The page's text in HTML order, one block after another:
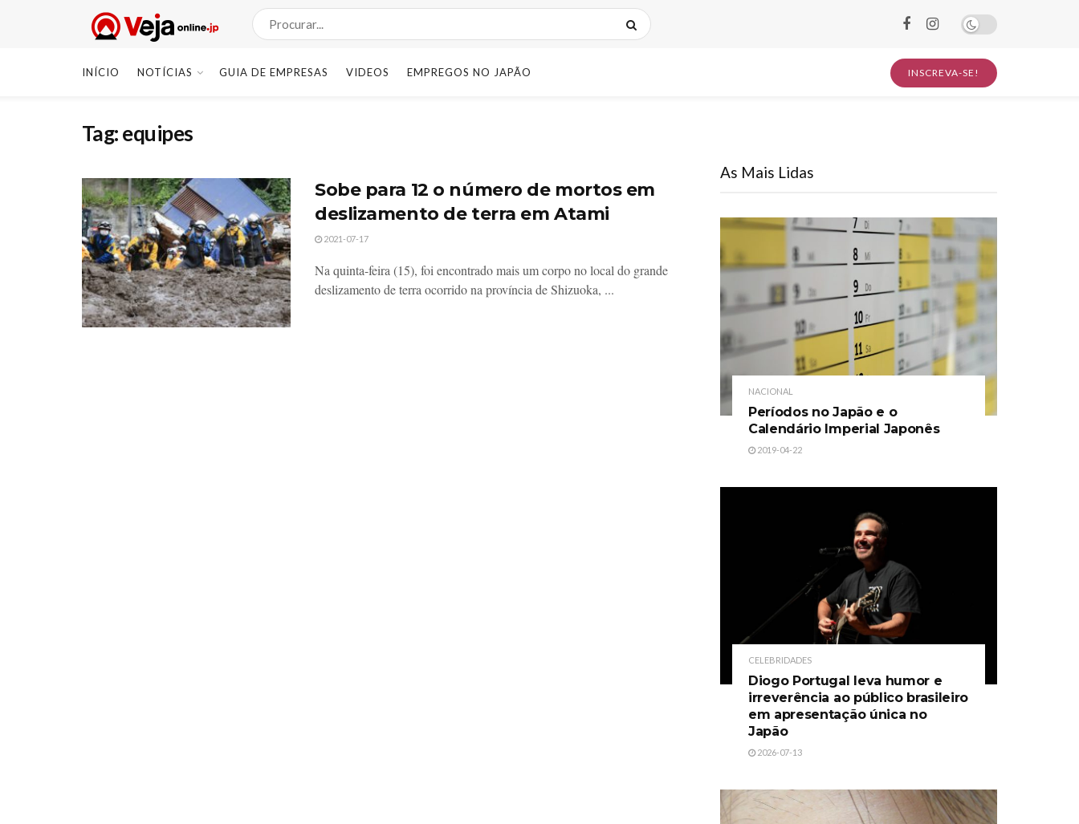
INÍCIO NOTÍCIAS GUIA DE EMPRESAS VIDEOS EMPREGOS NO JAPÃO INSCREVA-SE!
Tag:equipes
Sobe para 12 o número de mortos em
deslizamento de terra em Atami
2021-07-17
Na quinta-feira (15), foi encontrado mais um corpo no local do grande
deslizamento de terra ocorrido na província de Shizuoka, ...
As Mais Lidas
NACIONAL
Períodos no Japão e o
Calendário Imperial Japonês
2019-04-22
CELEBRIDADES
Diogo Portugal leva humor e
irreverência ao público brasileiro
em apresentação única no
Japão
2026-07-13